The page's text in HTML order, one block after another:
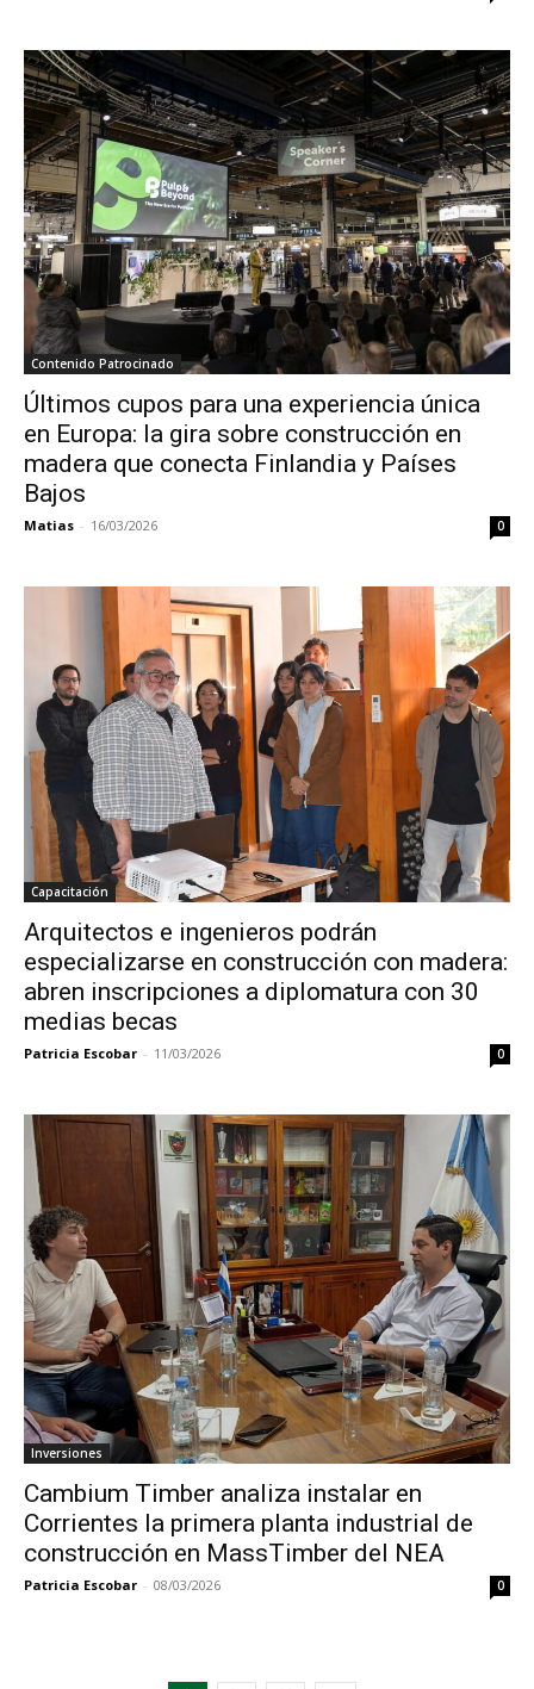
Contenido Patrocinado
Últimos cupos para una experiencia única
en Europa: la gira sobre construcción en
madera que conecta Finlandia y Países
Bajos
Matias - 16/03/2026 0
Capacitación
Arquitectos e ingenieros podrán
especializarse en construcción con madera:
abren inscripciones a diplomatura con 30
medias becas
Patricia Escobar - 11/03/2026 0
Inversiones
Cambium Timber analiza instalar en
Corrientes la primera planta industrial de
construcción en MassTimber del NEA
Patricia Escobar - 08/03/2026 0